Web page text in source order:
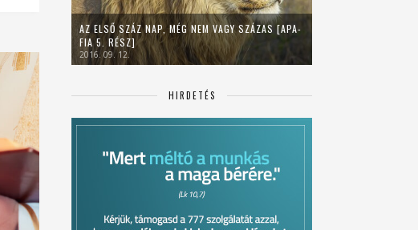
AZ ELSŐ SZÁZ NAP, MÉG NEM VAGY SZÁZAS [APA-
FIA 5. RÉSZ]
2016. 09. 12.
HIRDETÉS